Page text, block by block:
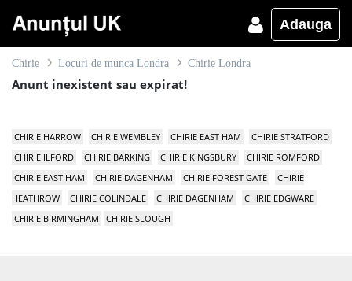
Adauga
Chirie Locuri de munca Londra Chirie Londra
Anunt inexistent sau expirat!
CHIRIE HARROW CHIRIE WEMBLEY CHIRIE EAST HAM
CHIRIE STRATFORD
CHIRIE ILFORD
CHIRIE BARKING CHIRIE KINGSBURY
CHIRIE ROMFORD
CHIRIE EAST HAM
CHIRIE DAGENHAM CHIRIE FOREST GATE
CHIRIE
HEATHROW
CHIRIE COLINDALE CHIRIE DAGENHAM
CHIRIE EDGWARE
CHIRIE BIRMINGHAM
CHIRIE SLOUGH